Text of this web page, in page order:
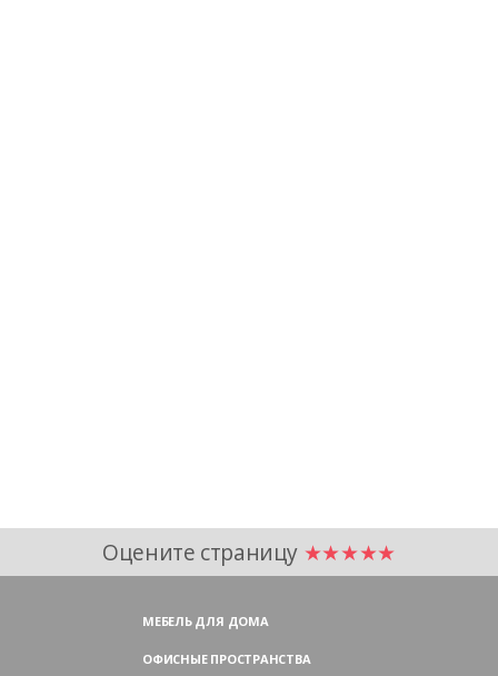
Оцените страницу ★★★★★
МЕБЕЛЬ ДЛЯ ДОМА
ОФИСНЫЕ ПРОСТРАНСТВА